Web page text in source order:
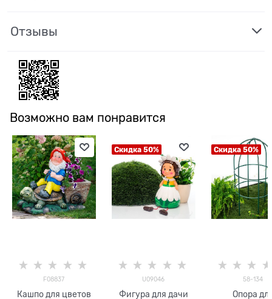
Отзывы
Возможно вам понравится
F08837
Кашпо для цветов
Скидка 50%
U09046
Фигура для дачи
Скидка 50%
58-134
Опора